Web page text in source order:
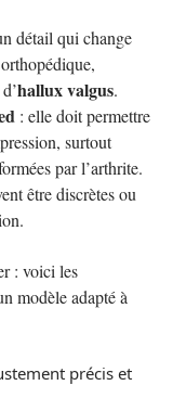
détail qui change
hallux valgus.
: elle doit permettre
surtout
par l’arthrite.
être discrètes ou
: voici les
modèle adapté à
précis et